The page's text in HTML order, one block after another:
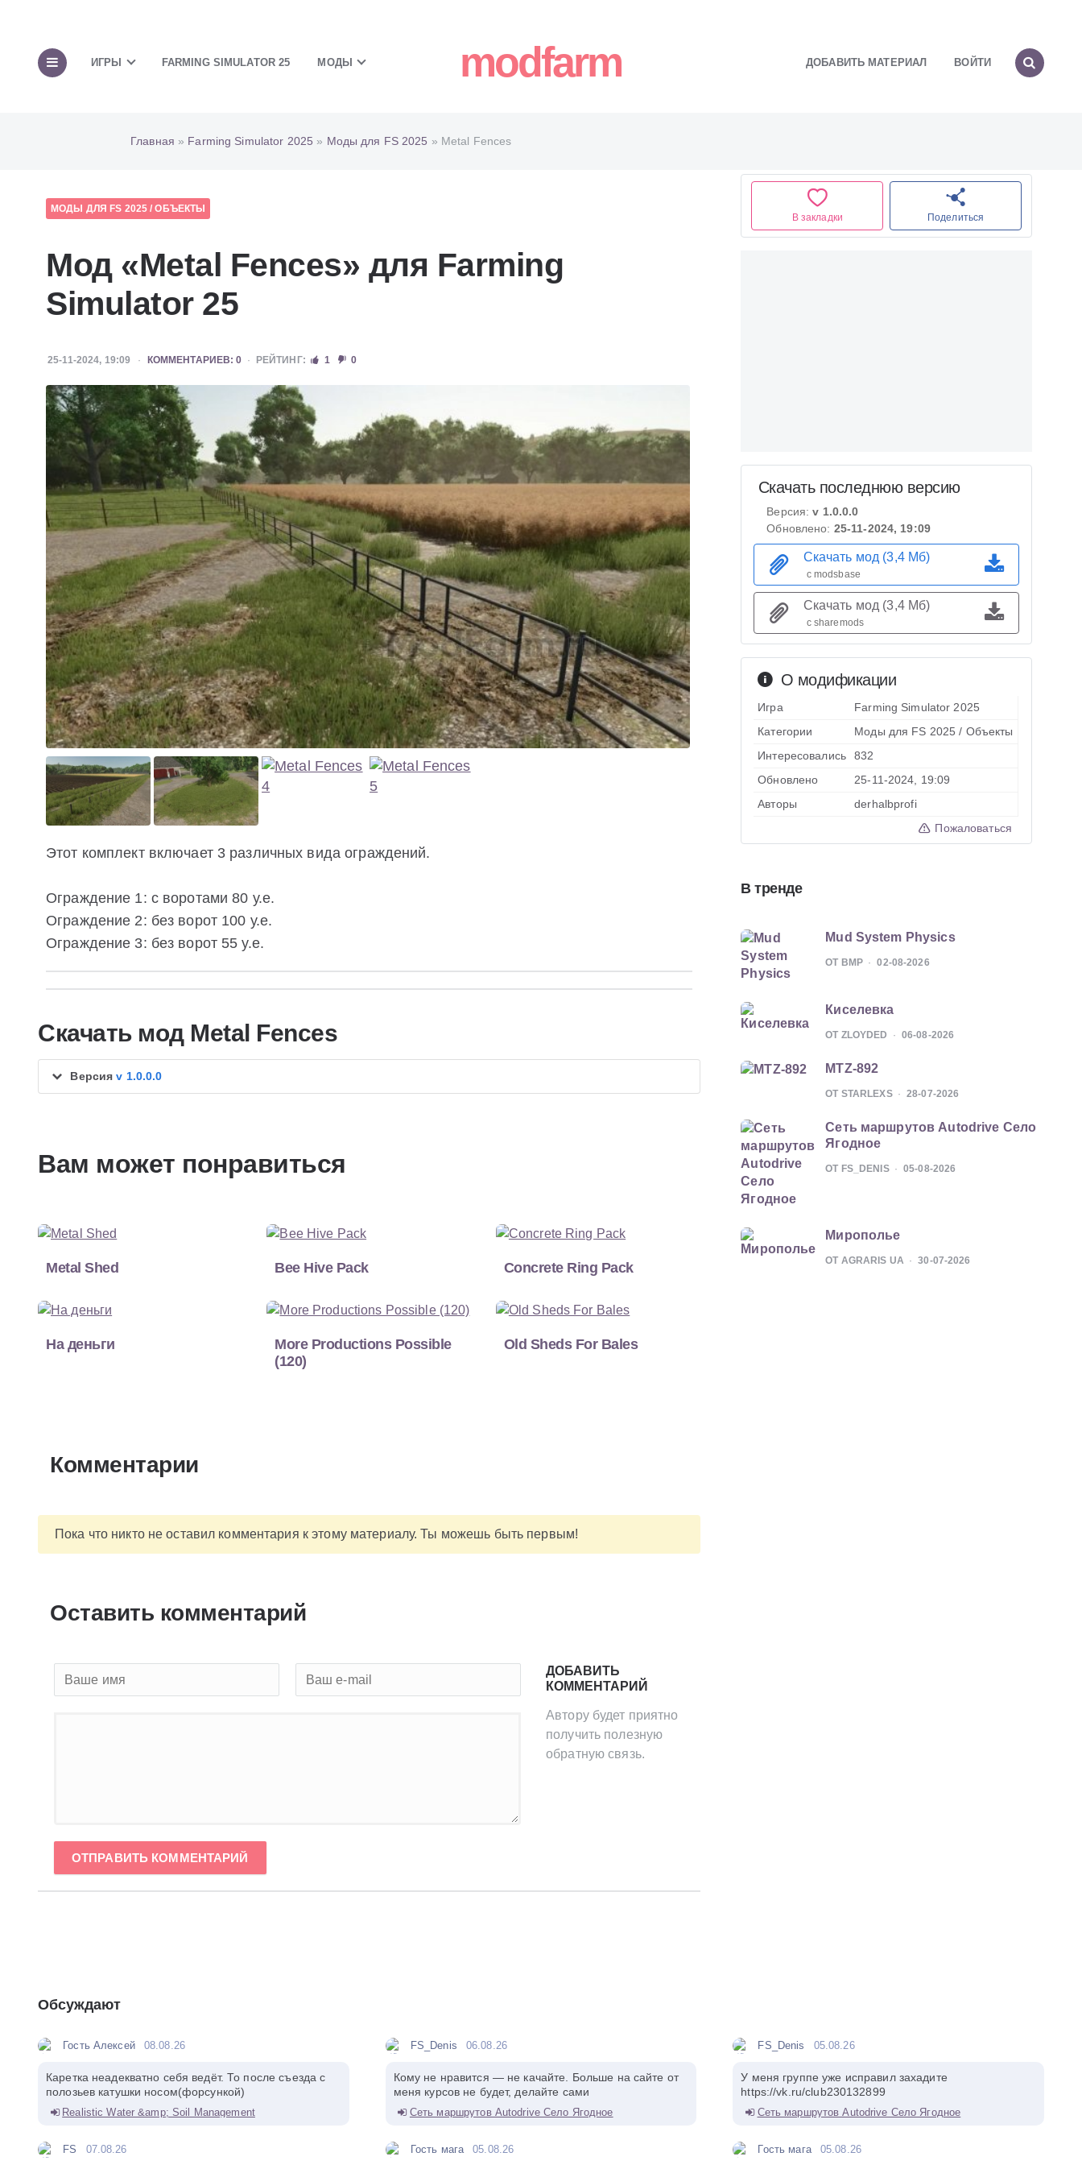
ИГРЫ FARMING SIMULATOR 25 МОДЫ modfarm ДОБАВИТЬ МАТЕРИАЛ ВОЙТИ
Главная » Farming Simulator 2025 » Моды для FS 2025 » Metal Fences
МОДЫ ДЛЯ FS 2025 /ОБЪЕКТЫ
Мод «Metal Fences» для Farming
Simulator 25
25-11-2024, 19:09 КОММЕНТАРИЕВ: 0 РЕЙТИНГ: 1 0
Этот комплект включает 3 различных вида ограждений.
Ограждение 1: с воротами 80 у.е.
Ограждение 2: без ворот 100 у.е.
Ограждение 3: без ворот 55 у.е.
Скачать мод Metal Fences
Версияv 1.0.0.0
Вам может понравиться
Metal Shed Bee Hive Pack Concrete Ring Pack
На деньги
More Productions Possible
(120)
Old Sheds For Bales
Комментарии
Пока что никто не оставил комментария к этому материалу. Ты можешь быть первым!
Оставить комментарий
ДОБАВИТЬ
КОММЕНТАРИЙ
Автору будет приятно
получить полезную
обратную связь.
ОТПРАВИТЬ КОММЕНТАРИЙ
В закладки Поделиться
О модификации
Игра
Farming Simulator 2025
Категории
Моды для FS 2025 / Объекты
Интересовались
832
Обновлено
25-11-2024, 19:09
Авторы
derhalbprofi
Пожаловаться
Скачать последнюю версию
Версия:v 1.0.0.0
Обновлено: 25-11-2024, 19:09
Скачать мод (3,4 Мб)
с modsbase
Скачать мод (3,4 Мб)
с sharemods
В тренде
Mud System Physics
ОТ BMP 02-08-2026
Киселевка
ОТ ZLOYDED 06-08-2026
MTZ-892
ОТ STARLEXS 28-07-2026
Сеть маршрутов Autodrive Село
Ягодное
ОТ FS_DENIS 05-08-2026
Мирополье
ОТ AGRARIS UA 30-07-2026
Обсуждают
Гость Алексей 08.08.26
Каретка неадекватно себя ведёт. То после съезда с
полозьев катушки носом(форсункой)
Realistic Water &amp; Soil Management
FS 07.08.26
FS_Denis 06.08.26
Кому не нравится — не качайте. Больше на сайте от
меня курсов не будет, делайте сами
Сеть маршрутов Autodrive Село Ягодное
Гость мага 05.08.26
FS_Denis 05.08.26
У меня группе уже исправил захадите
https://vk.ru/club230132899
Сеть маршрутов Autodrive Село Ягодное
Гость мага 05.08.26